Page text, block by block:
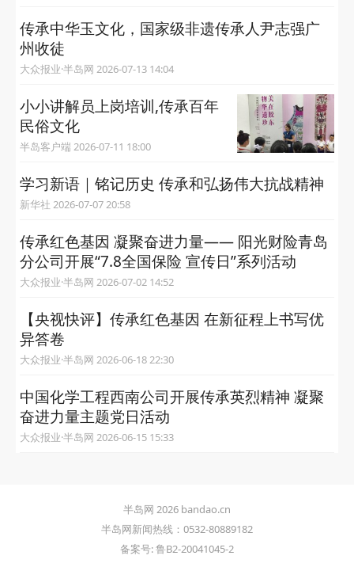
传承中华玉文化，国家级非遗传承人尹志强广
州收徒
大众报业·半岛网 2026-07-13 14:04
小小讲解员上岗培训,传承百年
民俗文化
半岛客户端 2026-07-11 18:00
学习新语｜铭记历史 传承和弘扬伟大抗战精神
新华社 2026-07-07 20:58
传承红色基因 凝聚奋进力量—— 阳光财险青岛
分公司开展“7.8全国保险 宣传日”系列活动
大众报业·半岛网 2026-07-02 14:52
【央视快评】传承红色基因 在新征程上书写优
异答卷
大众报业·半岛网 2026-06-18 22:30
中国化学工程西南公司开展传承英烈精神 凝聚
奋进力量主题党日活动
大众报业·半岛网 2026-06-15 15:33
半岛网 2026 bandao.cn
半岛网新闻热线：0532-80889182
备案号: 鲁B2-20041045-2